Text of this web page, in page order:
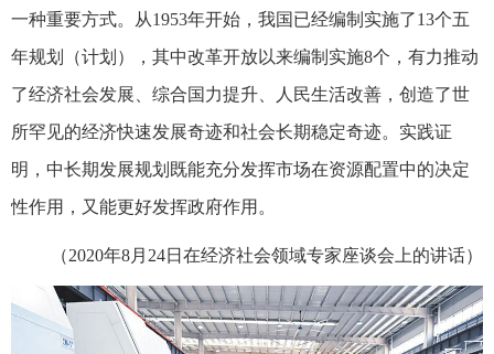
一种重要方式。从1953年开始，我国已经编制实施了13个五
年规划（计划），其中改革开放以来编制实施8个，有力推动
了经济社会发展、综合国力提升、人民生活改善，创造了世
所罕见的经济快速发展奇迹和社会长期稳定奇迹。实践证
明，中长期发展规划既能充分发挥市场在资源配置中的决定
性作用，又能更好发挥政府作用。
（2020年8月24日在经济社会领域专家座谈会上的讲话）